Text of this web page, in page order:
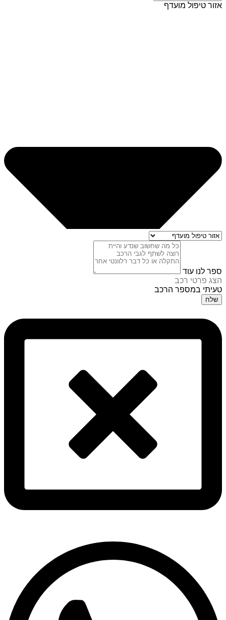
אזור טיפול מועדף
ספר לנו עוד
הצג פרטי רכב
טעיתי במספר הרכב
שלח